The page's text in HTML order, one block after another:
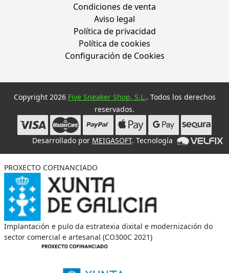
Condiciones de venta
Aviso legal
Política de privacidad
Política de cookies
Configuración de Cookies
Copyright 2026 Five Sneaker Shop, S.L.. Todos los derechos
reservados.
Desarrollado por MEIGASOFT. Tecnología
PROXECTO COFINANCIADO
Implantación e pulo da estratexia dixital e modernización do
sector comercial e artesanal (CO300C 2021)